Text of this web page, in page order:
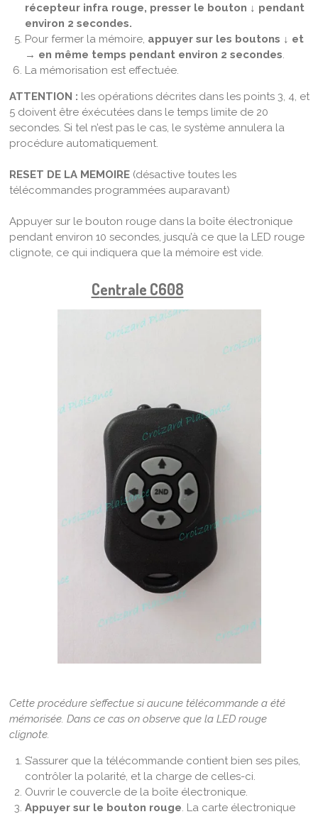
récepteur infra rouge, presser le bouton ↓ pendant
environ 2 secondes.
Pour fermer la mémoire, appuyer sur les boutons ↓ et
→ en même temps pendant environ 2 secondes.
La mémorisation est effectuée.
ATTENTION : les opérations décrites dans les points 3, 4, et
5 doivent être éxécutées dans le temps limite de 20
secondes. Si tel n’est pas le cas, le système annulera la
procédure automatiquement.
RESET DE LA MEMOIRE (désactive toutes les
télécommandes programmées auparavant)
Appuyer sur le bouton rouge dans la boîte électronique
pendant environ 10 secondes, jusqu’à ce que la LED rouge
clignote, ce qui indiquera que la mémoire est vide.
Centrale C608
Cette procédure s’effectue si aucune télécommande a été
mémorisée. Dans ce cas on observe que la LED rouge
clignote.
S’assurer que la télécommande contient bien ses piles,
contrôler la polarité, et la charge de celles-ci.
Ouvrir le couvercle de la boîte électronique.
Appuyer sur le bouton rouge. La carte électronique